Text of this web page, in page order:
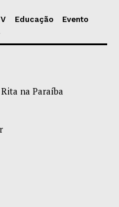
Educação
Evento
na Paraíba